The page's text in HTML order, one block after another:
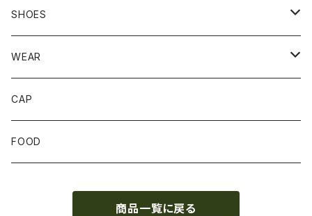
BACKPACK
STUFFBAG
ACCESSORIES
SHOES
サンダル
WEAR
SOCKS
GLOVE
CAP
FOOD
商品一覧に戻る